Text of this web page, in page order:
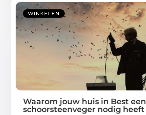
WINKELEN
Waarom jouw huis in Best een
schoorsteenveger nodig heeft